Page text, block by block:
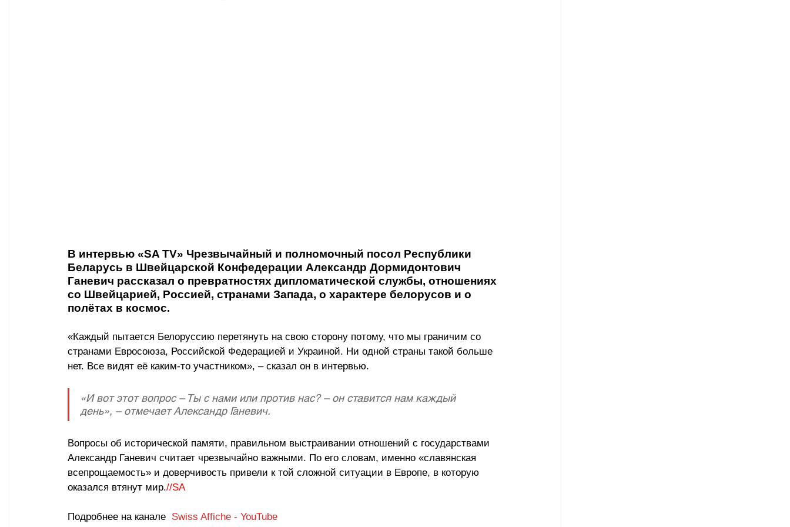
В интервью «SA TV» Чрезвычайный и полномочный посол Республики
Беларусь в Швейцарской Конфедерации Александр Дормидонтович
Ганевич рассказал о превратностях дипломатической службы, отношениях
со Швейцарией, Россией, странами Запада, о характере белорусов и о
полётах в космос.
«Каждый пытается Белоруссию перетянуть на свою сторону потому, что мы граничим со
странами Евросоюза, Российской Федерацией и Украиной. Ни одной страны такой больше
нет. Все видят её каким-то участником», – сказал он в интервью.
«И вот этот вопрос – Ты с нами или против нас? – он ставится нам каждый
день», – отмечает Александр Ганевич.
Вопросы об исторической памяти, правильном выстраивании отношений с государствами
Александр Ганевич считает чрезвычайно важными. По его словам, именно «славянская
всепрощаемость» и доверчивость привели к той сложной ситуации в Европе, в которую
оказался втянут мир.//SA
Подробнее на канале Swiss Affiche - YouTube